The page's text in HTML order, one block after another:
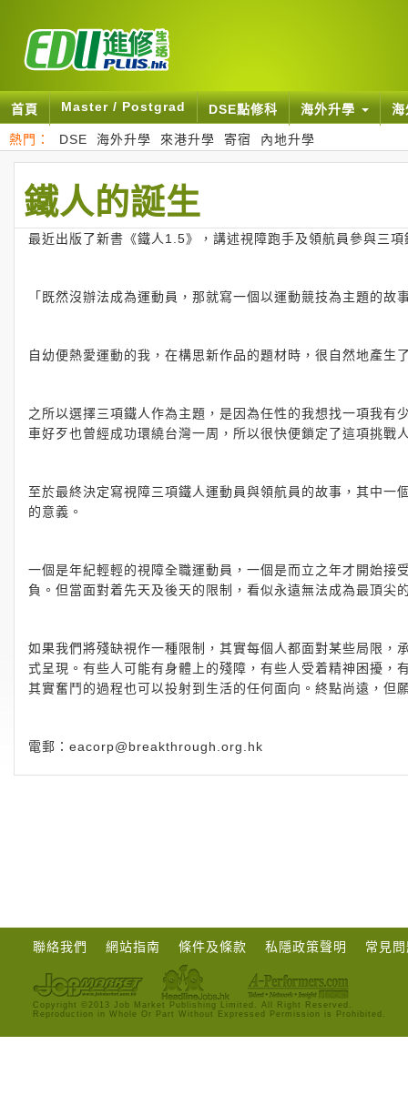
首頁 Master / Postgrad DSE點修科 海外升學
熱門： DSE 海外升學 來港升學 寄宿 內地升學
鐵人的誕生
最近出版了新書《鐵人1.5》，講述視障跑手及領航員參與三
「既然沒辦法成為運動員，那就寫一個以運動競技為主題的故
自幼便熱愛運動的我，在構思新作品的題材時，很自然地產生
之所以選擇三項鐵人作為主題，是因為任性的我想找一項我
車好歹也曾經成功環繞台灣一周，所以很快便鎖定了這項挑戰
至於最終決定寫視障三項鐵人運動員與領航員的故事，其中
的意義。
一個是年紀輕輕的視障全職運動員，一個是而立之年才開始
負。但當面對着先天及後天的限制，看似永遠無法成為最頂尖
如果我們將殘缺視作一種限制，其實每個人都面對某些局限
式呈現。有些人可能有身體上的殘障，有些人受着精神困擾
其實奮鬥的過程也可以投射到生活的任何面向。終點尚遠，但
電郵： eacorp@breakthrough.org.hk
聯絡我們 網站指南 條件及條款 私隱政策聲明 常見
Copyright ©2013 Job Market Publishing Limited. All Right Reserved.
Reproduction in Whole Or Part Without Expressed Permission is Prohibited.